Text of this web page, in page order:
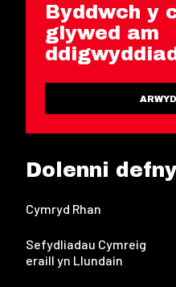
Byddwch y
glywed am
Dolenni
Cymryd Rhan
Sefydliadau Cymreig
eraill yn Llundain